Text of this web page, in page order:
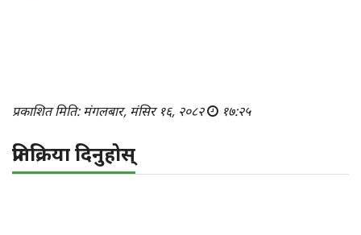
प्रकाशित मिति: मंगलबार, मंसिर १६, २०८२ १७:२५
प्रतिक्रिया दिनुहोस्